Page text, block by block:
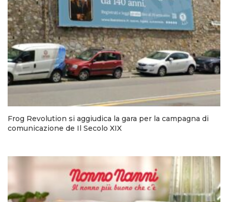
Frog Revolution si aggiudica la gara per la campagna di
comunicazione de Il Secolo XIX